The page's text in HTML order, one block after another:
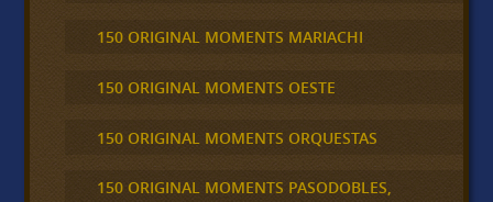
150 ORIGINAL MOMENTS MARIACHI
150 ORIGINAL MOMENTS OESTE
150 ORIGINAL MOMENTS ORQUESTAS
150 ORIGINAL MOMENTS PASODOBLES,